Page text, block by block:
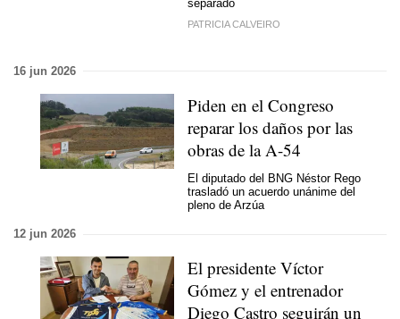
separado
PATRICIA CALVEIRO
16 jun 2026
Piden en el Congreso
reparar los daños por las
obras de la A-54
El diputado del BNG Néstor Rego
trasladó un acuerdo unánime del
pleno de Arzúa
12 jun 2026
El presidente Víctor
Gómez y el entrenador
Diego Castro seguirán un